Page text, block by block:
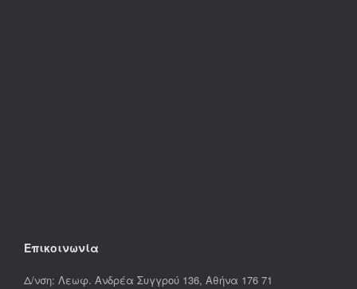
Επικοινωνία
Δ/νση: Λεωφ. Ανδρέα Συγγρού 136, Αθήνα 176 71